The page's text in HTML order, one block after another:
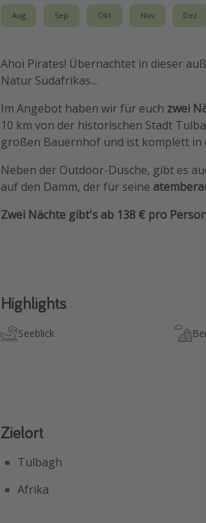
Aug Sep Okt Nov Dez
Ahoi Pirates! Übernachtet in dieser
Natur Südafrikas...
Im Angebot haben wir für euch zwei
10 km von der historischen Stadt
großen Bauernhof und ist komplett in
Neben der Outdoor-Dusche, gibt es
auf den Damm, der für seine
Zwei Nächte gibt's ab 138 € pro
Highlights
Seeblick
Zielort
Tulbagh
Afrika